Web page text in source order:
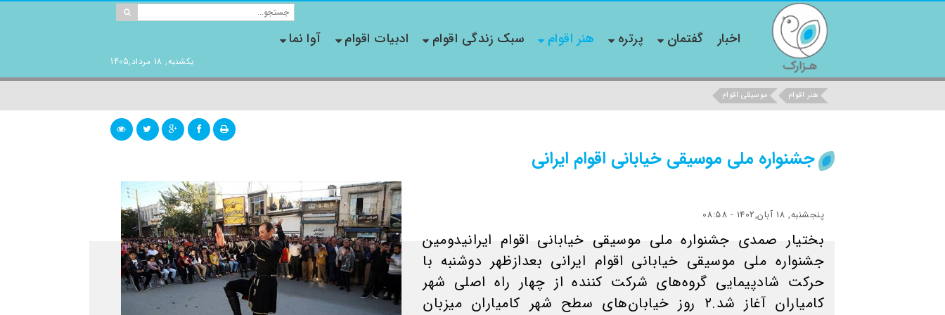
یکشنبه, 18 مرداد,1405
اخبار گفتمان پرتره هنر اقوام سبک زندگی اقوام ادبیات اقوام آوا نما
هنر اقوام موسیقی اقوام
جشنواره ملی موسیقی خیابانی اقوام ایرانی
پنجشنبه, 18 آبان,1402 - 08:58
بختیار صمدی جشنواره ملی موسیقی خیابانی اقوام ایرانیدومین
جشنواره ملی موسیقی خیابانی اقوام ایرانی بعدازظهر دوشنبه با
حرکت شادپیمایی گروه‌های شرکت کننده از چهار راه اصلی شهر
کامیاران آغاز شد.۲ روز خیابان‌های سطح شهر کامیاران میزبان